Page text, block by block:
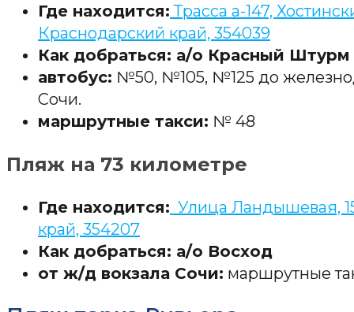
Где находится: Трасса а-147,
Краснодарский край, 354039
Как добраться: а/о Красный Штурм
автобус: №50, №105, №125 до
Сочи.
маршрутные такси: № 48
Пляж на 73 километре
Где находится: Улица Ландышевая,
край, 354207
Как добраться: а/о Восход
от ж/д вокзала Сочи: маршрутные